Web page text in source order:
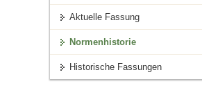
Aktuelle Fassung
Normenhistorie
Historische Fassungen